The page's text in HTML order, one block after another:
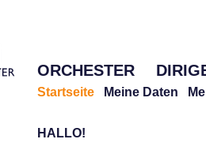
ORCHESTER
Startseite Meine Daten
HALLO!